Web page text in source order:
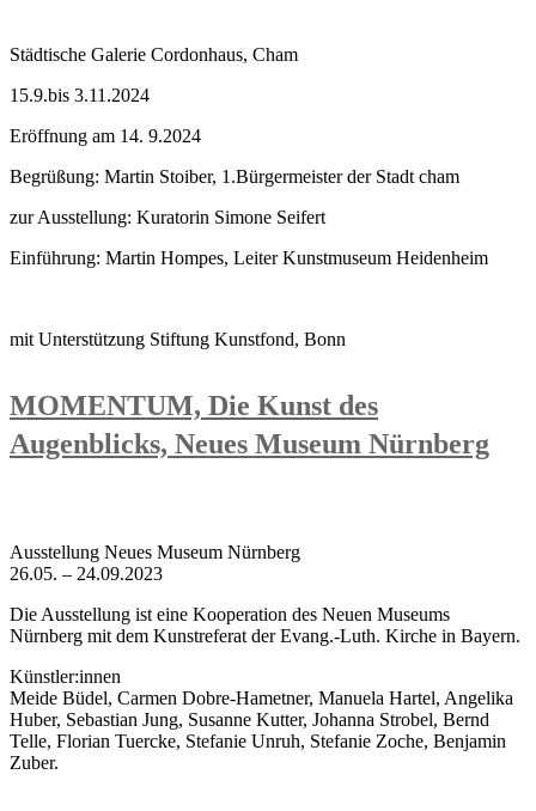
Städtische Galerie Cordonhaus, Cham
15.9.bis 3.11.2024
Eröffnung am 14. 9.2024
Begrüßung: Martin Stoiber, 1.Bürgermeister der Stadt cham
zur Ausstellung: Kuratorin Simone Seifert
Einführung: Martin Hompes, Leiter Kunstmuseum Heidenheim
mit Unterstützung Stiftung Kunstfond, Bonn
MOMENTUM, Die Kunst des
Augenblicks, Neues Museum Nürnberg
Ausstellung Neues Museum Nürnberg
26.05. – 24.09.2023
Die Ausstellung ist eine Kooperation des Neuen Museums
Nürnberg mit dem Kunstreferat der Evang.-Luth. Kirche in Bayern.
Künstler:innen
Meide Büdel, Carmen Dobre-Hametner, Manuela Hartel, Angelika
Huber, Sebastian Jung, Susanne Kutter, Johanna Strobel, Bernd
Telle, Florian Tuercke, Stefanie Unruh, Stefanie Zoche, Benjamin
Zuber.